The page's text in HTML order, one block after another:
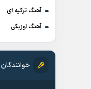
آهنگ ترکیه ای
آهنگ اوزبکی
خوانندگان